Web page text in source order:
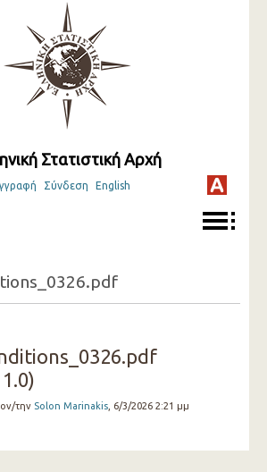
Στατιστική Αρχή
Σύνδεση English
την Solon Marinakis, 6/3/2026 2:21 μμ